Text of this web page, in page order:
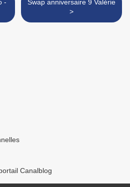
Swap anniversaire 9 Valérie
>
Canalblog